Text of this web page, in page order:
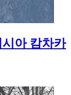
아 캄차카